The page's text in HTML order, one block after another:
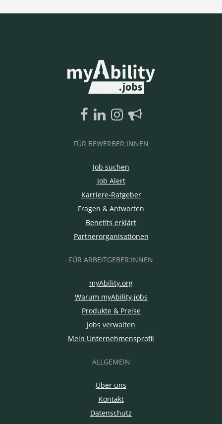
FÜR BEWERBER:INNEN
Job suchen
Job Alert
Karriere-Ratgeber
Fragen & Antworten
Benefits erklärt
Partnerorganisationen
FÜR ARBEITGEBER:INNEN
myAbility.org
Warum myAbility.jobs
Produkte & Preise
Jobs verwalten
Mein Unternehmensprofil
ALLGEMEIN
Über uns
Kontakt
Datenschutz